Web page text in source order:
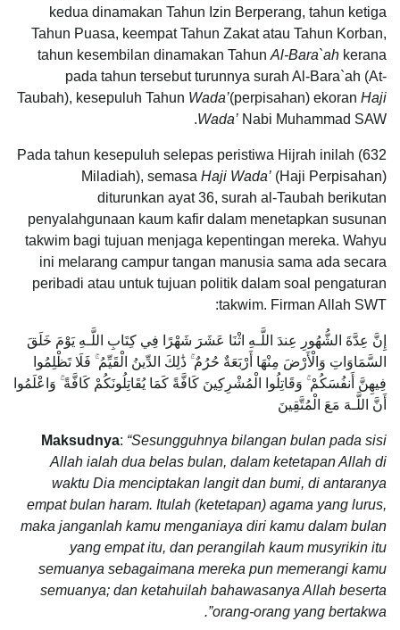
kedua dinamakan Tahun Izin Berperang, tahun ketiga
Tahun Puasa, keempat Tahun Zakat atau Tahun Korban,
tahun kesembilan dinamakan Tahun Al-Bara`ah kerana
pada tahun tersebut turunnya surah Al-Bara`ah (At-
Taubah), kesepuluh Tahun Wada’(perpisahan) ekoran Haji
Wada’ Nabi Muhammad SAW.
Pada tahun kesepuluh selepas peristiwa Hijrah inilah (632
Miladiah), semasa Haji Wada’ (Haji Perpisahan)
diturunkan ayat 36, surah al-Taubah berikutan
penyalahgunaan kaum kafir dalam menetapkan susunan
takwim bagi tujuan menjaga kepentingan mereka. Wahyu
ini melarang campur tangan manusia sama ada secara
peribadi atau untuk tujuan politik dalam soal pengaturan
takwim. Firman Allah SWT:
إِنَّ عِدَّةَ الشُّهُورِ عِندَ اللَّـهِ اثْنَا عَشَرَ شَهْرًا فِي كِتَابِ اللَّـهِ يَوْمَ خَلَقَ
السَّمَاوَاتِ وَالْأَرْضَ مِنْهَا أَرْبَعَةٌ حُرُمٌ ۚ ذَٰلِكَ الدِّينُ الْقَيِّمُ ۚ فَلَا تَظْلِمُوا
فِيهِنَّ أَنفُسَكُمْ ۚ وَقَاتِلُوا الْمُشْرِكِينَ كَافَّةً كَمَا يُقَاتِلُونَكُمْ كَافَّةً ۚ وَاعْلَمُوا
أَنَّ اللَّـهَ مَعَ الْمُتَّقِينَ
Maksudnya: “Sesungguhnya bilangan bulan pada sisi
Allah ialah dua belas bulan, dalam ketetapan Allah di
waktu Dia menciptakan langit dan bumi, di antaranya
empat bulan haram. Itulah (ketetapan) agama yang lurus,
maka janganlah kamu menganiaya diri kamu dalam bulan
yang empat itu, dan perangilah kaum musyrikin itu
semuanya sebagaimana mereka pun memerangi kamu
semuanya; dan ketahuilah bahawasanya Allah beserta
orang-orang yang bertakwa”.